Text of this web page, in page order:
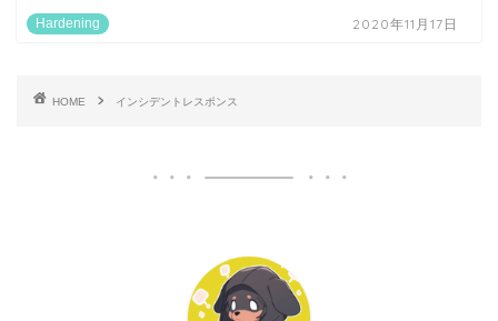
Hardening 2020年11月17日
HOME インシデントレスポンス